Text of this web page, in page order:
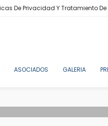
De Privacidad Y Tratamiento
ASOCIADOS GALERIA